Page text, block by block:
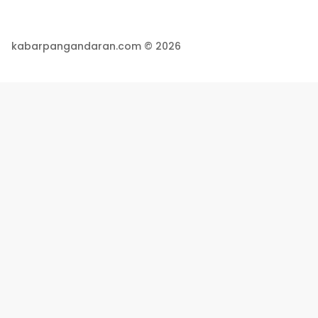
kabarpangandaran.com © 2026